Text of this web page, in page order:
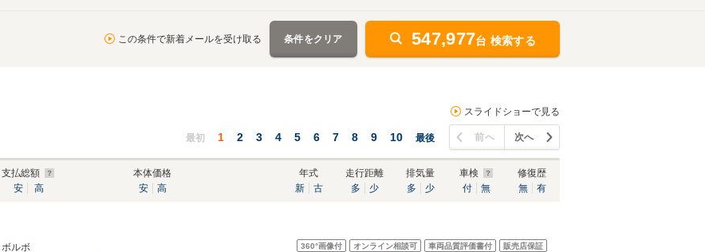
この条件で新着メールを受け取る 条件をクリア 547,977台 検索する
スライドショーで見る
最初 1 2 3 4 5 6 7 8 9 10 最後 前へ 次へ
支払総額
安
高
本体価格
安
高
年式
新
古
走行距離
多
少
排気量
多
少
車検
付
無
修復歴
無
有
360°画像付 オンライン相談可 車両品質評価書付 販売店保証
ボルボ